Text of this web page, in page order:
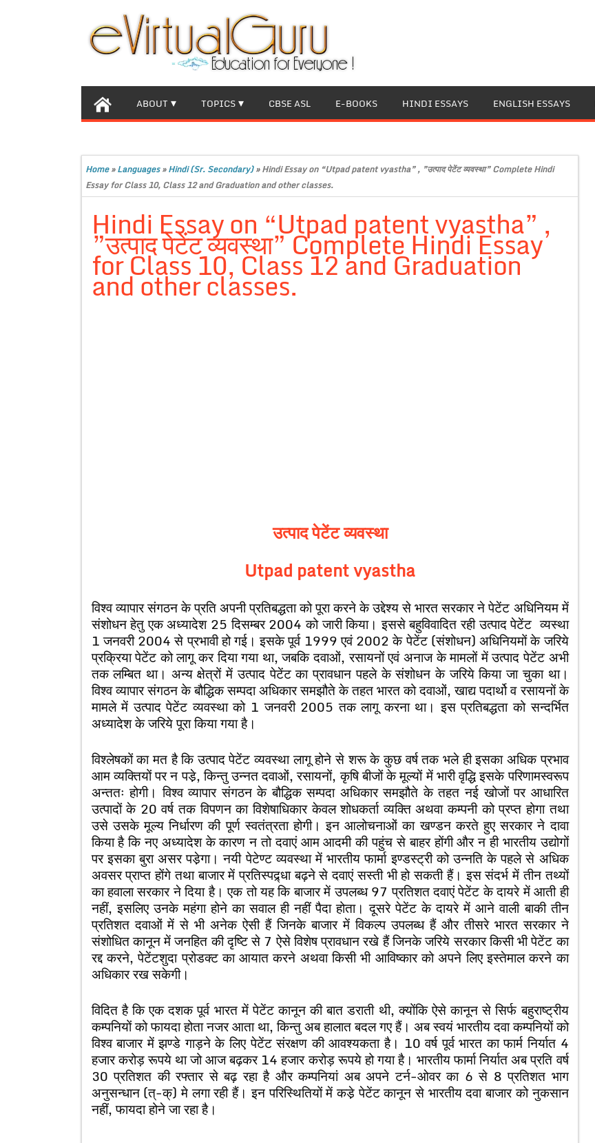
ABOUT TOPICS CBSE ASL E-BOOKS HINDI ESSAYS ENGLISH ESSAYS
Home»Languages»Hindi (Sr. Secondary)»Hindi Essay on “Utpad patent vyastha” , ”उत्पाद पेटेंट व्यवस्था” Complete Hindi
Essay for Class 10, Class 12 and Graduation and other classes.
Hindi Essay on “Utpad patent vyastha” ,
”उत्पाद पेटेंट व्यवस्था” Complete Hindi Essay
for Class 10, Class 12 and Graduation
and other classes.
उत्पाद पेटेंट व्यवस्था
Utpad patent vyastha
विश्व व्यापार संगठन के प्रति अपनी प्रतिबद्धता को पूरा करने के उद्देश्य से भारत सरकार ने पेटेंट अधिनियम में
संशोधन हेतु एक अध्यादेश 25 दिसम्बर 2004 को जारी किया। इससे बहुविवादित रही उत्पाद पेटेंट व्यस्था
1 जनवरी 2004 से प्रभावी हो गई। इसके पूर्व 1999 एवं 2002 के पेटेंट (संशोधन) अधिनियमों के जरिये
प्रक्रिया पेटेंट को लागू कर दिया गया था, जबकि दवाओं, रसायनों एवं अनाज के मामलों में उत्पाद पेटेंट अभी
तक लम्बित था। अन्य क्षेत्रों में उत्पाद पेटेंट का प्रावधान पहले के संशोधन के जरिये किया जा चुका था।
विश्व व्यापार संगठन के बौद्धिक सम्पदा अधिकार समझौते के तहत भारत को दवाओं, खाद्य पदार्थो व रसायनों के
मामले में उत्पाद पेटेंट व्यवस्था को 1 जनवरी 2005 तक लागू करना था। इस प्रतिबद्धता को सन्दर्भित
अध्यादेश के जरिये पूरा किया गया है।
विश्लेषकों का मत है कि उत्पाद पेटेंट व्यवस्था लागू होने से शरू के कुछ वर्ष तक भले ही इसका अधिक प्रभाव
आम व्यक्तियों पर न पडे़, किन्तु उन्नत दवाओं, रसायनों, कृषि बीजों के मूल्यों में भारी वृद्धि इसके परिणामस्वरूप
अन्ततः होगी। विश्व व्यापार संगठन के बौद्धिक सम्पदा अधिकार समझौते के तहत नई खोजों पर आधारित
उत्पादों के 20 वर्ष तक विपणन का विशेषाधिकार केवल शोधकर्ता व्यक्ति अथवा कम्पनी को प्रप्त होगा तथा
उसे उसके मूल्य निर्धारण की पूर्ण स्वतंत्रता होगी। इन आलोचनाओं का खण्डन करते हुए सरकार ने दावा
किया है कि नए अध्यादेश के कारण न तो दवाएं आम आदमी की पहुंच से बाहर होंगी और न ही भारतीय उद्योगों
पर इसका बुरा असर पडे़गा। नयी पेटेण्ट व्यवस्था में भारतीय फार्मा इण्डस्ट्री को उन्नति के पहले से अधिक
अवसर प्राप्त होंगे तथा बाजार में प्रतिस्पद्र्धा बढ़ने से दवाएं सस्ती भी हो सकती हैं। इस संदर्भ में तीन तथ्यों
का हवाला सरकार ने दिया है। एक तो यह कि बाजार में उपलब्ध 97 प्रतिशत दवाएं पेटेंट के दायरे में आती ही
नहीं, इसलिए उनके महंगा होने का सवाल ही नहीं पैदा होता। दूसरे पेटेंट के दायरे में आने वाली बाकी तीन
प्रतिशत दवाओं में से भी अनेक ऐसी हैं जिनके बाजार में विकल्प उपलब्ध हैं और तीसरे भारत सरकार ने
संशोधित कानून में जनहित की दृष्टि से 7 ऐसे विशेष प्रावधान रखे हैं जिनके जरिये सरकार किसी भी पेटेंट का
रद्द करने, पेटेंटशुदा प्रोडक्ट का आयात करने अथवा किसी भी आविष्कार को अपने लिए इस्तेमाल करने का
अधिकार रख सकेगी।
विदित है कि एक दशक पूर्व भारत में पेटेंट कानून की बात डराती थी, क्योंकि ऐसे कानून से सिर्फ बहुराष्ट्रीय
कम्पनियों को फायदा होता नजर आता था, किन्तु अब हालात बदल गए हैं। अब स्वयं भारतीय दवा कम्पनियों को
विश्व बाजार में झण्डे गाड़ने के लिए पेटेंट संरक्षण की आवश्यकता है। 10 वर्ष पूर्व भारत का फार्म निर्यात 4
हजार करोड़ रूपये था जो आज बढ़कर 14 हजार करोड़ रूपये हो गया है। भारतीय फार्मा निर्यात अब प्रति वर्ष
30 प्रतिशत की रफ्तार से बढ़ रहा है और कम्पनियां अब अपने टर्न-ओवर का 6 से 8 प्रतिशत भाग
अनुसन्धान (त्-क्) मे लगा रही हैं। इन परिस्थितियों में कडे़ पेटेंट कानून से भारतीय दवा बाजार को नुकसान
नहीं, फायदा होने जा रहा है।